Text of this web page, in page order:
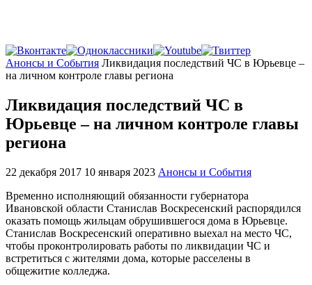
Главная
Анонсы и События Ликвидация последствий ЧС в Юрьевце –
на личном контроле главы региона
Ликвидация последствий ЧС в
Юрьевце – на личном контроле главы
региона
22 декабря 2017 10 января 2023 Анонсы и События
Временно исполняющий обязанности губернатора
Ивановской области Станислав Воскресенский распорядился
оказать помощь жильцам обрушившегося дома в Юрьевце.
Станислав Воскресенский оперативно выехал на место ЧС,
чтобы проконтролировать работы по ликвидации ЧС и
встретиться с жителями дома, которые расселены в
общежитие колледжа.